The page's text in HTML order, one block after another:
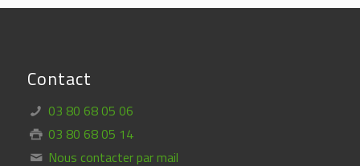
Contact
03 80 68 05 06
03 80 68 05 14
Nous contacter par mail